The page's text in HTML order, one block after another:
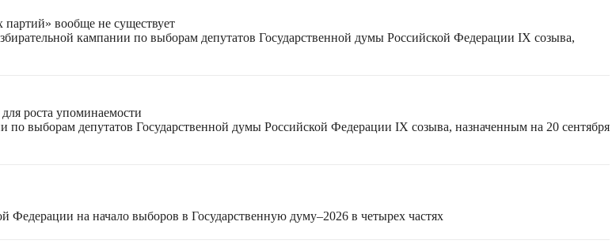
вообще не существует
кампании по выборам депутатов Государственной думы Российской Федерации IX созыва,
роста упоминаемости
выборам депутатов Государственной думы Российской Федерации IX созыва, назначенным на 20 сентября
Федерации на начало выборов в Государственную думу–2026 в четырех частях